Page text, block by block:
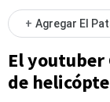
+ Agregar El
El youtuber
de